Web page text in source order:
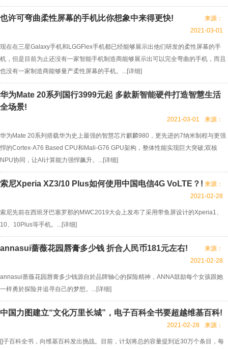
也许可弯曲柔性屏幕的手机比你想象中来得更快!
来源：
2021-03-01
现在在三星Galaxy手机和LGGFlex手机都已经能够展示出他们研发的柔性屏幕的手
机，但是目前为止还没有一家智能手机制造商能够展示出可以完全弯曲的手机，而且
也没有一家制造商能够量产柔性屏幕的手机。...[详细]
华为Mate 20系列国行3999元起 多款新智能硬件打造智慧生活
全场景!
来源：
2021-03-01
华为Mate 20系列搭载华为史上最强的智慧芯片麒麟980，更先进的7纳米制程与更强
悍的Cortex-A76 Based CPU和Mali-G76 GPU架构，整体性能实现巨大突破;双核
NPU协同，让AI计算能力强悍飙升。...[详细]
索尼Xperia XZ3/10 Plus如何使用中国电信4G VoLTE？! 来源：
2021-02-28
索尼先前在西班牙巴塞罗那的MWC2019大会上发布了采用带鱼屏设计的Xperia1、
10、10Plus等手机。...[详细]
annasui蔷薇花园唇膏多少钱 折合人民币181元左右!
来源：
2021-02-28
annasui蔷薇花园唇膏多少钱源自於品牌轴心的探险精神，ANNA鼓励每个女孩跟她
一样勇於探险并追寻自己的梦想。...[详细]
中国力图建立“文化万里长城”，电子百科全书要超越维基百科!
来源：
2021-02-28
[]子百科全书，向维基百科发出挑战。目前，计划将总的容量提到近30万个条目，每